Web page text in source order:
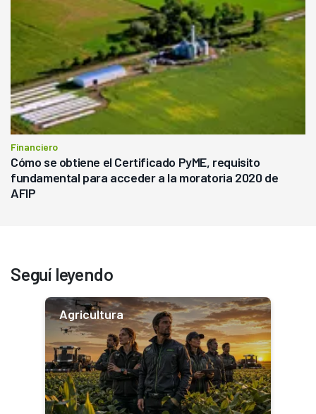
Financiero
Cómo se obtiene el Certificado PyME, requisito
fundamental para acceder a la moratoria 2020 de
AFIP
Seguí leyendo
Agricultura